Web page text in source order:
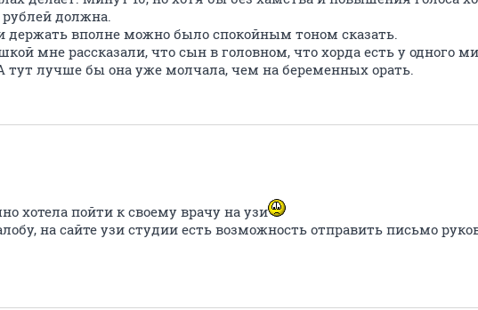
рублей должна.
держать вполне можно было спокойным тоном сказать.
мне рассказали, что сын в головном, что хорда есть у одного
тут лучше бы она уже молчала, чем на беременных орать.
хотела пойти к своему врачу на узи
на сайте узи студии есть возможность отправить письмо